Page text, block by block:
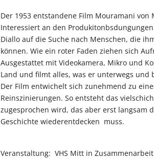
Der 1953 entstandene Film Mouramani
Interessiert an den
Diallo auf die Suche nach Menschen, die
können. Wie ein roter Faden ziehen sich
Ausgestattet mit Videokamera, Mikro und
Land und filmt alles, was er unterwegs
Der Film entwichelt sich zunehmend zu
Reinszinierungen. So entsteht das
zugesprochen wird, das aber erst langsam
Geschichte wiederentdecken muss.
Veranstaltung: VHS Mitt in